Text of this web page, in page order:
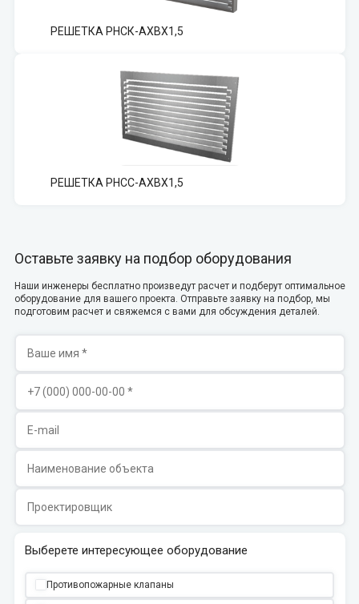
РЕШЕТКА РНСК-АХВХ1,5
РЕШЕТКА РНСС-АХВХ1,5
Оставьте заявку на подбор оборудования
Наши инженеры бесплатно произведут расчет и подберут оптимальное
оборудование для вашего проекта. Отправьте заявку на подбор, мы
подготовим расчет и свяжемся с вами для обсуждения деталей.
Выберете интересующее оборудование
Противопожарные клапаны